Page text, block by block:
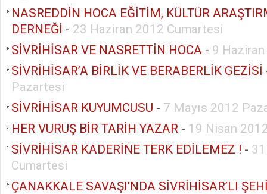
NASREDDİN HOCA EĞİTİM, KÜLTÜR
DERNEĞİ - 23 Haziran 2012 Cumartesi
SİVRİHİSAR VE NASRETTİN HOCA - 9
SİVRİHİSAR’A BİRLİK VE BERABERLİK GEZİSİ
Pazartesi
SİVRİHİSAR KUYUMCUSU - 7 Mayıs 2012
HER VURUŞ BİR TARİH YAZAR - 19 Nisan
SİVRİHİSAR KADERİNE TERK EDİLEMEZ ! -
Cumartesi
ÇANAKKALE SAVAŞI’NDA SİVRİHİSAR’LI